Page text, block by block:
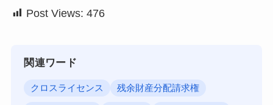
Post Views: 476
関連ワード
クロスライセンス 残余財産分配請求権